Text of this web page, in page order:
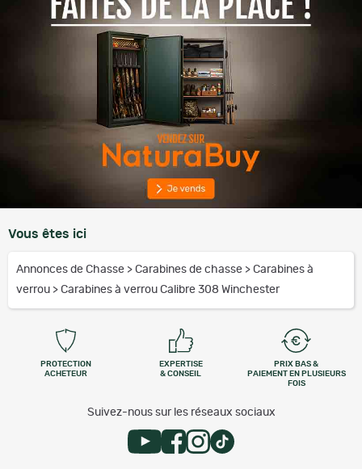
Vous êtes ici
Annonces de Chasse > Carabines de chasse > Carabines à
verrou > Carabines à verrou Calibre 308 Winchester
PROTECTION
ACHETEUR
EXPERTISE
& CONSEIL
PRIX BAS &
PAIEMENT EN PLUSIEURS
FOIS
Suivez-nous sur les réseaux sociaux